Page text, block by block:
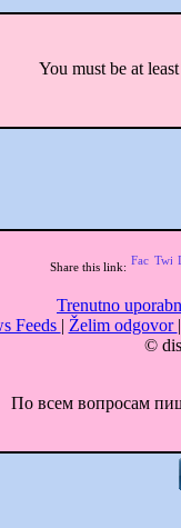
You must be at
Share this link:
Trenutno
Feeds | Želim odgovor
©
По всем вопросам